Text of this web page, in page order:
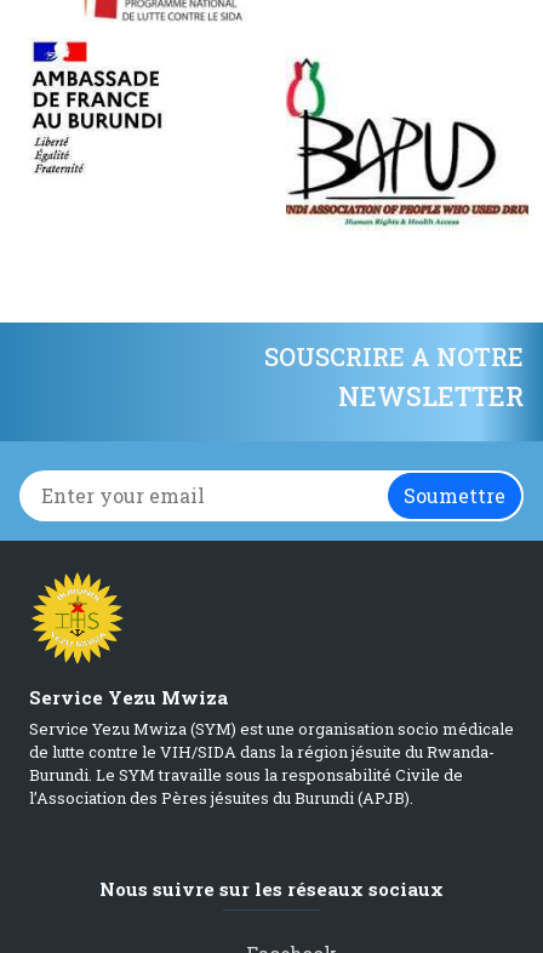
SOUSCRIRE A NOTRE
NEWSLETTER
Service Yezu Mwiza
Service Yezu Mwiza (SYM) est une organisation socio médicale
de lutte contre le VIH/SIDA dans la région jésuite du Rwanda-
Burundi. Le SYM travaille sous la responsabilité Civile de
l’Association des Pères jésuites du Burundi (APJB).
Nous suivre sur les réseaux sociaux